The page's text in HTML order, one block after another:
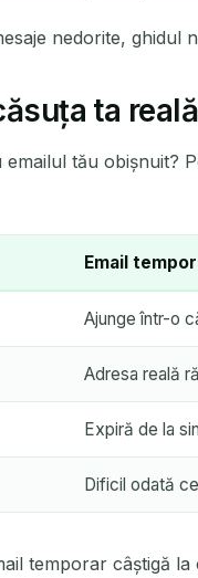
nedorite, ghidul
ta
tău obișnuit?
Email
Ajunge într-o
Adresa reală
Expiră de la
Dificil odată
temporar câștigă